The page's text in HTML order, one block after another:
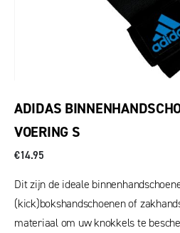
ADIDAS
VOERING S
€14.95
Dit zijn de ideale
(kick)bokshandschoenen of
materiaal om uw knokkels te